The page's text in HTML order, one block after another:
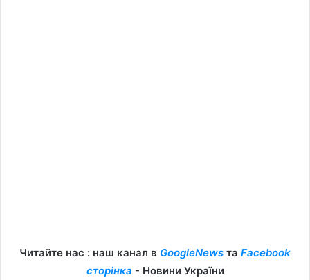
Читайте нас : наш канал в GoogleNews та Facebook
сторінка - Новини України